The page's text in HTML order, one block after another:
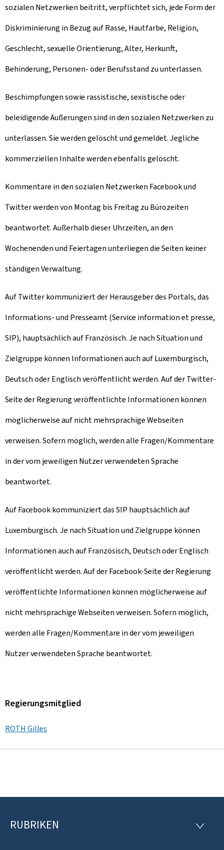
sozialen Netzwerken beitritt, verpflichtet sich, jede Form der
Diskriminierung in Bezug auf Rasse, Hautfarbe, Religion,
Geschlecht, sexuelle Orientierung, Alter, Herkunft,
Behinderung, Personen- oder Berufsstand zu unterlassen.
Beschimpfungen sowie rassistische, sexistische oder
beleidigende Äußerungen sind in den sozialen Netzwerken zu
unterlassen. Sie werden gelöscht und gemeldet. Jegliche
kommerziellen Inhalte werden ebenfalls gelöscht.
Kommentare in den sozialen Netzwerken Facebook und
Twitter werden von Montag bis Freitag zu Bürozeiten
beantwortet. Außerhalb dieser Uhrzeiten, an den
Wochenenden und Feiertagen unterliegen die Seiten keiner
ständigen Verwaltung.
Auf Twitter kommuniziert der Herausgeber des Portals, das
Informations- und Presseamt (Service information et presse,
SIP), hauptsächlich auf Französisch. Je nach Situation und
Zielgruppe können Informationen auch auf Luxemburgisch,
Deutsch oder Englisch veröffentlicht werden. Auf der Twitter-
Seite der Regierung veröffentlichte Informationen können
möglicherweise auf nicht mehrsprachige Webseiten
verweisen. Sofern möglich, werden alle Fragen/Kommentare
in der vom jeweiligen Nutzer verwendeten Sprache
beantwortet.
Auf Facebook kommuniziert das SIP hauptsächlich auf
Luxemburgisch. Je nach Situation und Zielgruppe können
Informationen auch auf Französisch, Deutsch oder Englisch
veröffentlicht werden. Auf der Facebook-Seite der Regierung
veröffentlichte Informationen können möglicherweise auf
nicht mehrsprachige Webseiten verweisen. Sofern möglich,
werden alle Fragen/Kommentare in der vom jeweiligen
Nutzer verwendeten Sprache beantwortet.
Regierungsmitglied
ROTH Gilles
F
RUBRIKEN
R